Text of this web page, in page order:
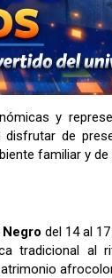
y
de
familiar y
del 14 al
tradicional al